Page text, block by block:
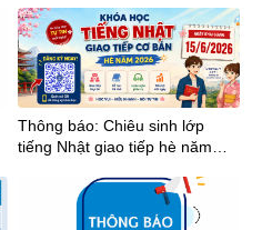
phố Hồ Chí Minh năm 2026
Thông báo: Chiêu sinh lớp
tiếng Nhật giao tiếp hè năm